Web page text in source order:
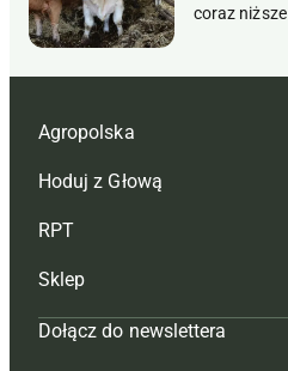
coraz niższe
Agropolska
Redakcja
Reklama
Tagi
Mapa serwisu
Hoduj z Głową
Hoduj z głową bydło
Hoduj z głową świnie
Prenumerata
RPT
Redakcja
Prenumerata
Sklep
Czasopisma i prenumerata
Dołącz do newslettera